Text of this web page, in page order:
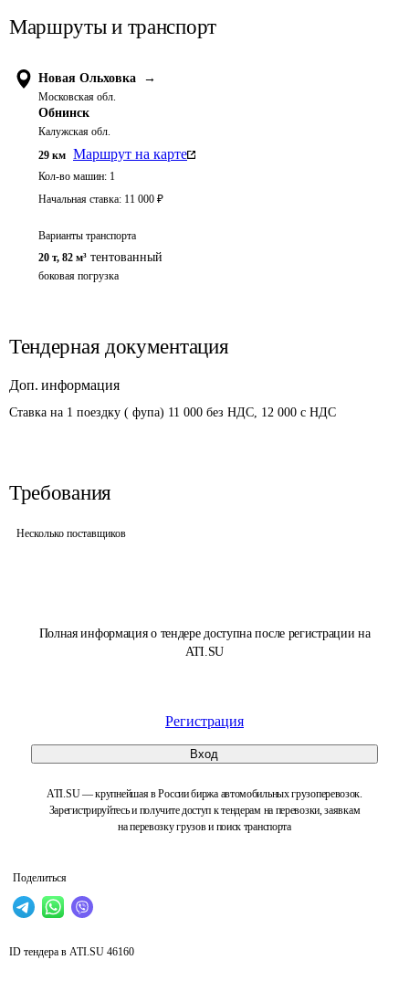
Полная информация о тендере доступна после регистрации на
ATI.SU
Регистрация
Вход
ATI.SU — крупнейшая в России биржа автомобильных грузоперевозок.
Зарегистрируйтесь и получите доступ к тендерам на перевозки, заявкам
на перевозку грузов и поиск транспорта
Поделиться
Маршруты и транспорт
Новая Ольховка →
Московская обл.
Обнинск
Калужская обл.
29 км Маршрут на карте
Кол-во машин: 1
Начальная ставка: 11 000 ₽
Варианты транспорта
20 т, 82 м³ тентованный
боковая погрузка
Тендерная документация
Доп. информация
Ставка на 1 поездку ( фупа) 11 000 без НДС, 12 000 с НДС
Требования
Несколько поставщиков
ID тендера в ATI.SU 46160